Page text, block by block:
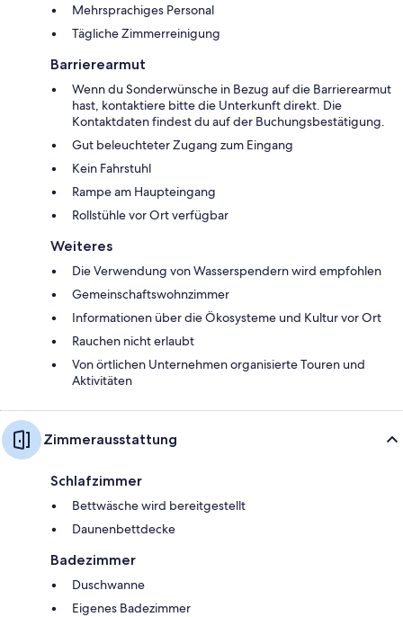
Mehrsprachiges Personal
Tägliche Zimmerreinigung
Barrierearmut
Wenn du Sonderwünsche in Bezug auf die Barrierearmut
hast, kontaktiere bitte die Unterkunft direkt. Die
Kontaktdaten findest du auf der Buchungsbestätigung.
Gut beleuchteter Zugang zum Eingang
Kein Fahrstuhl
Rampe am Haupteingang
Rollstühle vor Ort verfügbar
Weiteres
Die Verwendung von Wasserspendern wird empfohlen
Gemeinschaftswohnzimmer
Informationen über die Ökosysteme und Kultur vor Ort
Rauchen nicht erlaubt
Von örtlichen Unternehmen organisierte Touren und
Aktivitäten
Zimmerausstattung
Schlafzimmer
Bettwäsche wird bereitgestellt
Daunenbettdecke
Badezimmer
Duschwanne
Eigenes Badezimmer